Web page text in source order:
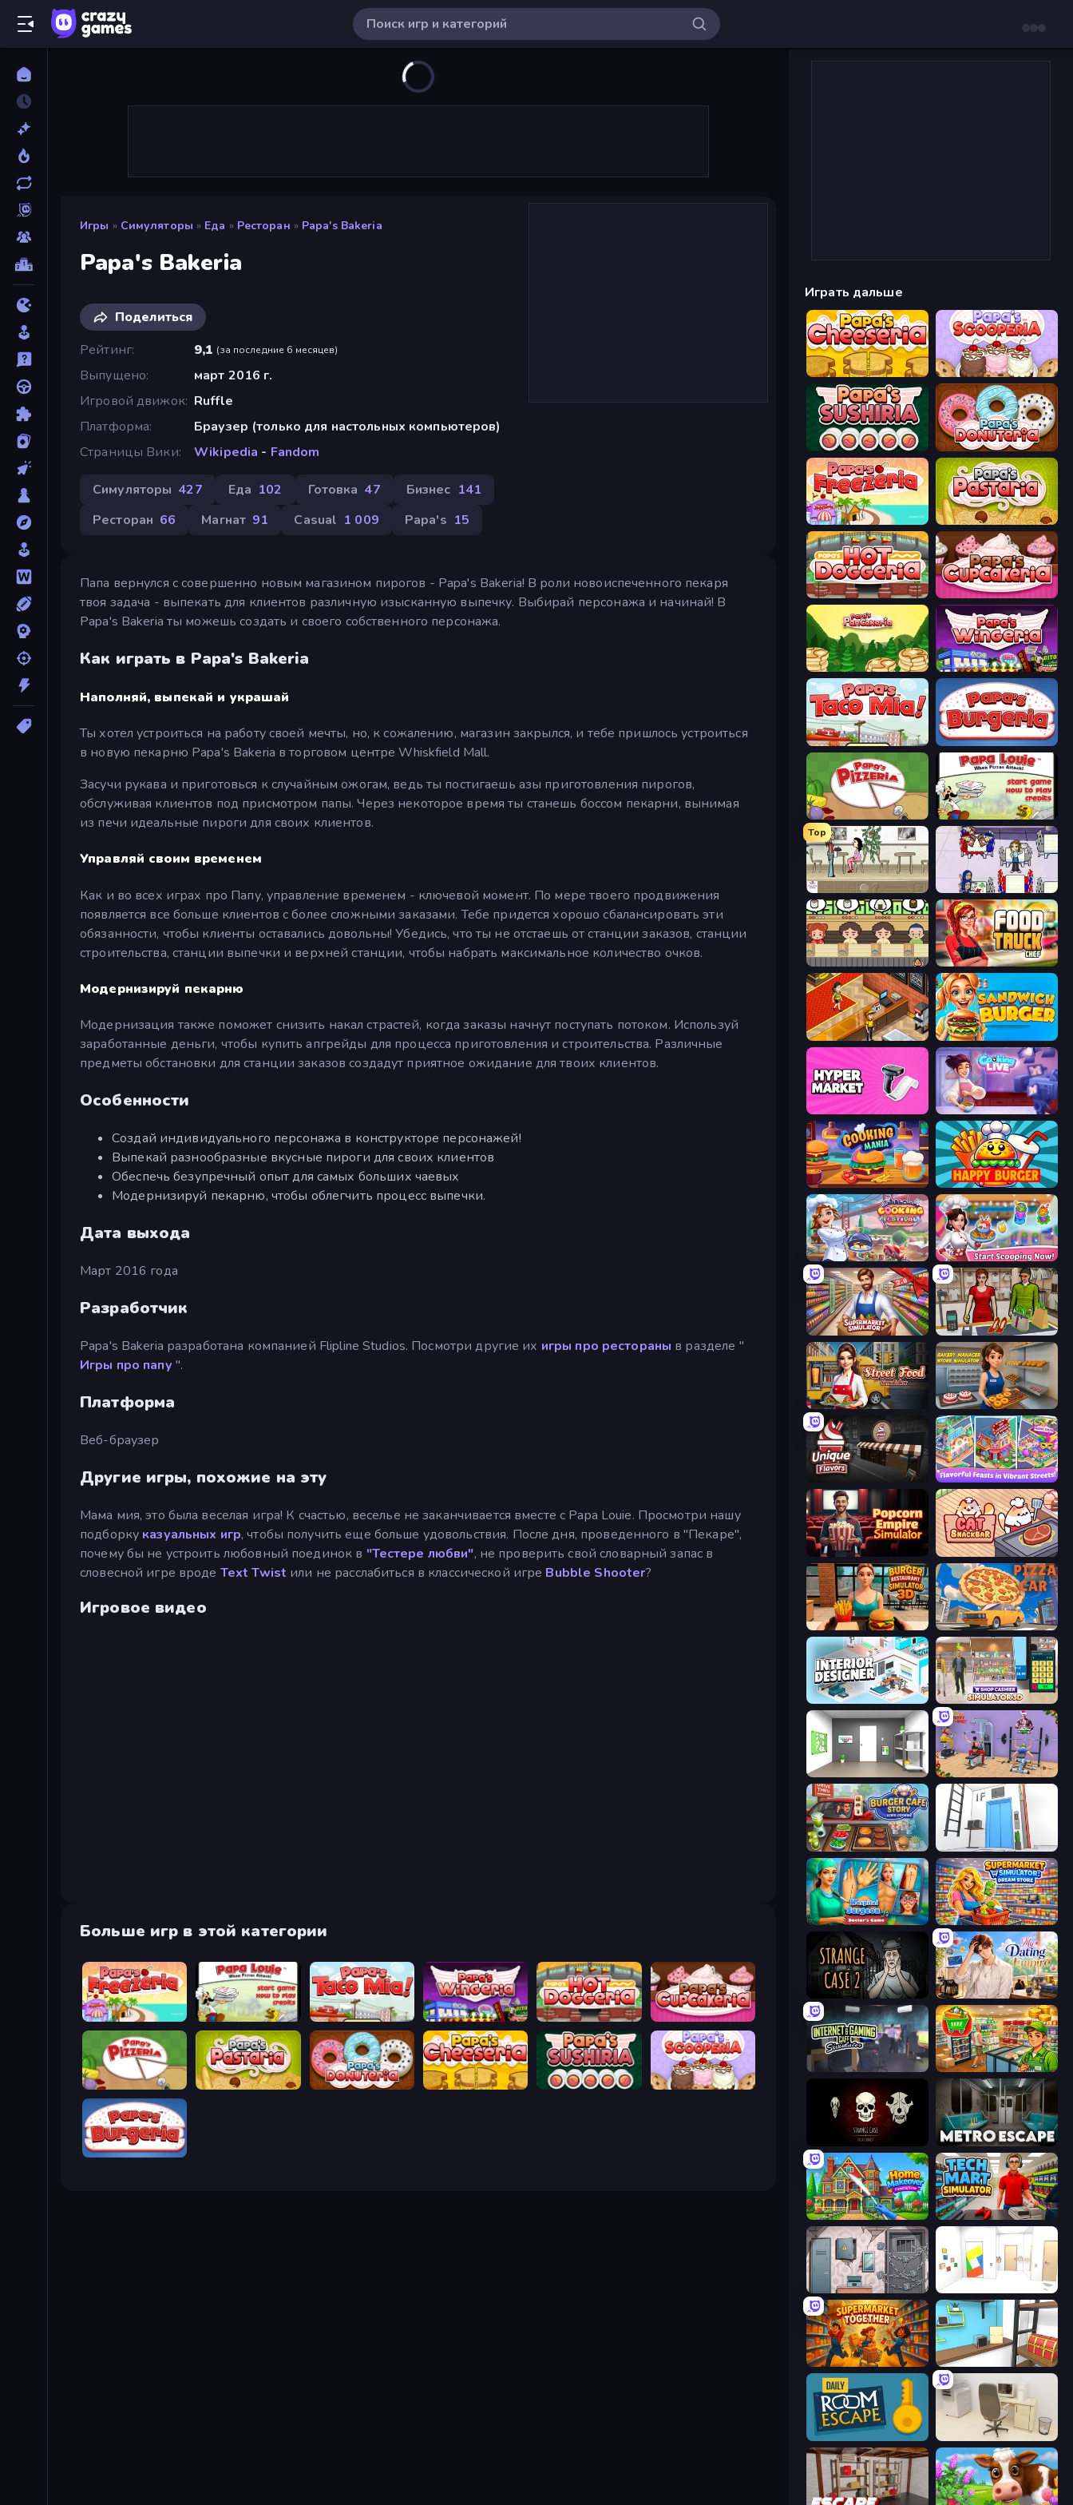
Игры » Симуляторы » Еда » Ресторан » Papa's Bakeria
Papa's Bakeria
Поделиться
Рейтинг
9,1 (за последние 6 месяцев)
Выпущено
март 2016 г.
Игровой движок Ruffle
Платформа
Браузер (только для настольных компьютеров)
Страницы Вики
Wikipedia - Fandom
Симуляторы 427 Еда 102 Готовка 47 Бизнес 141
Ресторан 66 Магнат 91 Casual 1 009 Papa's 15
Папа вернулся с совершенно новым магазином пирогов - Papa's Bakeria! В роли новоиспеченного пекаря
твоя задача - выпекать для клиентов различную изысканную выпечку. Выбирай персонажа и начинай! В
Papa's Bakeria ты можешь создать и своего собственного персонажа.
Как играть в Papa's Bakeria
Наполняй, выпекай и украшай
Ты хотел устроиться на работу своей мечты, но, к сожалению, магазин закрылся, и тебе пришлось устроиться
в новую пекарню Papa's Bakeria в торговом центре Whiskfield Mall.
Засучи рукава и приготовься к случайным ожогам, ведь ты постигаешь азы приготовления пирогов,
обслуживая клиентов под присмотром папы. Через некоторое время ты станешь боссом пекарни, вынимая
из печи идеальные пироги для своих клиентов.
Управляй своим временем
Как и во всех играх про Папу, управление временем - ключевой момент. По мере твоего продвижения
появляется все больше клиентов с более сложными заказами. Тебе придется хорошо сбалансировать эти
обязанности, чтобы клиенты оставались довольны! Убедись, что ты не отстаешь от станции заказов, станции
строительства, станции выпечки и верхней станции, чтобы набрать максимальное количество очков.
Модернизируй пекарню
Модернизация также поможет снизить накал страстей, когда заказы начнут поступать потоком. Используй
заработанные деньги, чтобы купить апгрейды для процесса приготовления и строительства. Различные
предметы обстановки для станции заказов создадут приятное ожидание для твоих клиентов.
Особенности
Создай индивидуального персонажа в конструкторе персонажей!
Выпекай разнообразные вкусные пироги для своих клиентов
Обеспечь безупречный опыт для самых больших чаевых
Модернизируй пекарню, чтобы облегчить процесс выпечки.
Дата выхода
Март 2016 года
Разработчик
Papa's Bakeria разработана компанией Flipline Studios. Посмотри другие их игры про рестораны в разделе "
Игры про папу ".
Платформа
Веб-браузер
Другие игры, похожие на эту
Мама мия, это была веселая игра! К счастью, веселье не заканчивается вместе с Papa Louie. Просмотри нашу
подборку казуальных игр, чтобы получить еще больше удовольствия. После дня, проведенного в "Пекаре",
почему бы не устроить любовный поединок в "Тестере любви", не проверить свой словарный запас в
словесной игре вроде Text Twist или не расслабиться в классической игре Bubble Shooter?
Игровое видео
Больше игр в этой категории
Papa's Freezeria Papa Louie: When Pizzas Attack Papa's Taco Mia Papa's Wingeria Papa's Hot Doggeria Papas Cupcakeria
Papa's Pizzeria Papa's Pastaria Papa's Donuteria Papa's Cheeseria Papa's Sushiria Papa's Scooperia
Papa's Burgeria
Играть дальше
Papa's Cheeseria Papa's Scooperia
Papa's Sushiria Papa's Donuteria
Papa's Freezeria Papa's Pastaria
Papa's Hot Doggeria Papas Cupcakeria
Papa's Pancakeria Papa's Wingeria
Papa's Taco Mia Papa's Burgeria
Papa's Pizzeria Papa Louie: When Pizzas Attack
Top
The Waitress Diner Dash
Food Truck Chef™: A Fun Cooking Game
Cinema Panic 2 Sandwich Burger
Hypermarket 3D Cooking Live
Cooking Mania Happy Burger
Cooking Festival Ice Cream Fever: Cooking Game
Supermarket Simulator: Store Manager Shop Master 3D
Street Food Simulator Bakery Manager: Store Simulator
Unique Flavors Mom's Diary 2
Cat Snack Bar
Pizza Car
Interior Designer: Unpacking House
Paint Room Escape Gym Simulator 2024
Burger Cafe Story ASMR Cooking Elevator Room Escape
Hospital Surgeon: Doctor's Game Supermarket Simulator: Dream Store
Escape Room: Strange Case 2 My Dating Empire
Supermarket Simulator: Desert
Metro Escape
Home Makeover Cleaning Game Tech Mart Simulator
Cube Stories: Escape Mirror Room Escape
Supermarket Together Game Cafe Escape
Daily Room Escape House Escape: Office